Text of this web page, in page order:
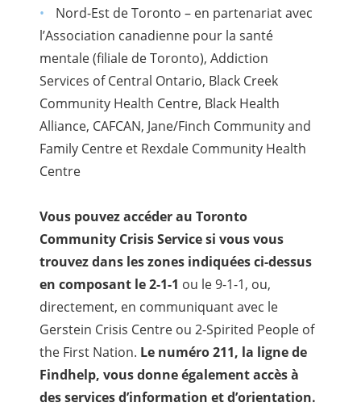
Nord-Est de Toronto – en partenariat avec
l’Association canadienne pour la santé
mentale (filiale de Toronto), Addiction
Services of Central Ontario, Black Creek
Community Health Centre, Black Health
Alliance, CAFCAN, Jane/Finch Community and
Family Centre et Rexdale Community Health
Centre
Vous pouvez accéder au Toronto
Community Crisis Service si vous vous
trouvez dans les zones indiquées ci-dessus
en composant le 2-1-1 ou le 9-1-1, ou,
directement, en communiquant avec le
Gerstein Crisis Centre ou 2-Spirited People of
the First Nation. Le numéro 211, la ligne de
Findhelp, vous donne également accès à
des services d’information et d’orientation.